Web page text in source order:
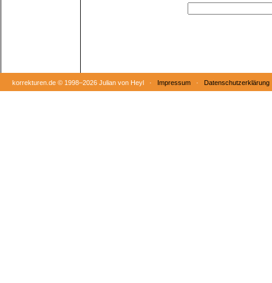
korrekturen.de © 1998–2026 Julian von Heyl · Impressum · Datenschutzerklärung